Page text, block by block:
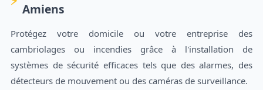
Amiens
Protégez votre domicile ou votre entreprise des
cambriolages ou incendies grâce à l'installation de
systèmes de sécurité efficaces tels que des alarmes, des
détecteurs de mouvement ou des caméras de surveillance.